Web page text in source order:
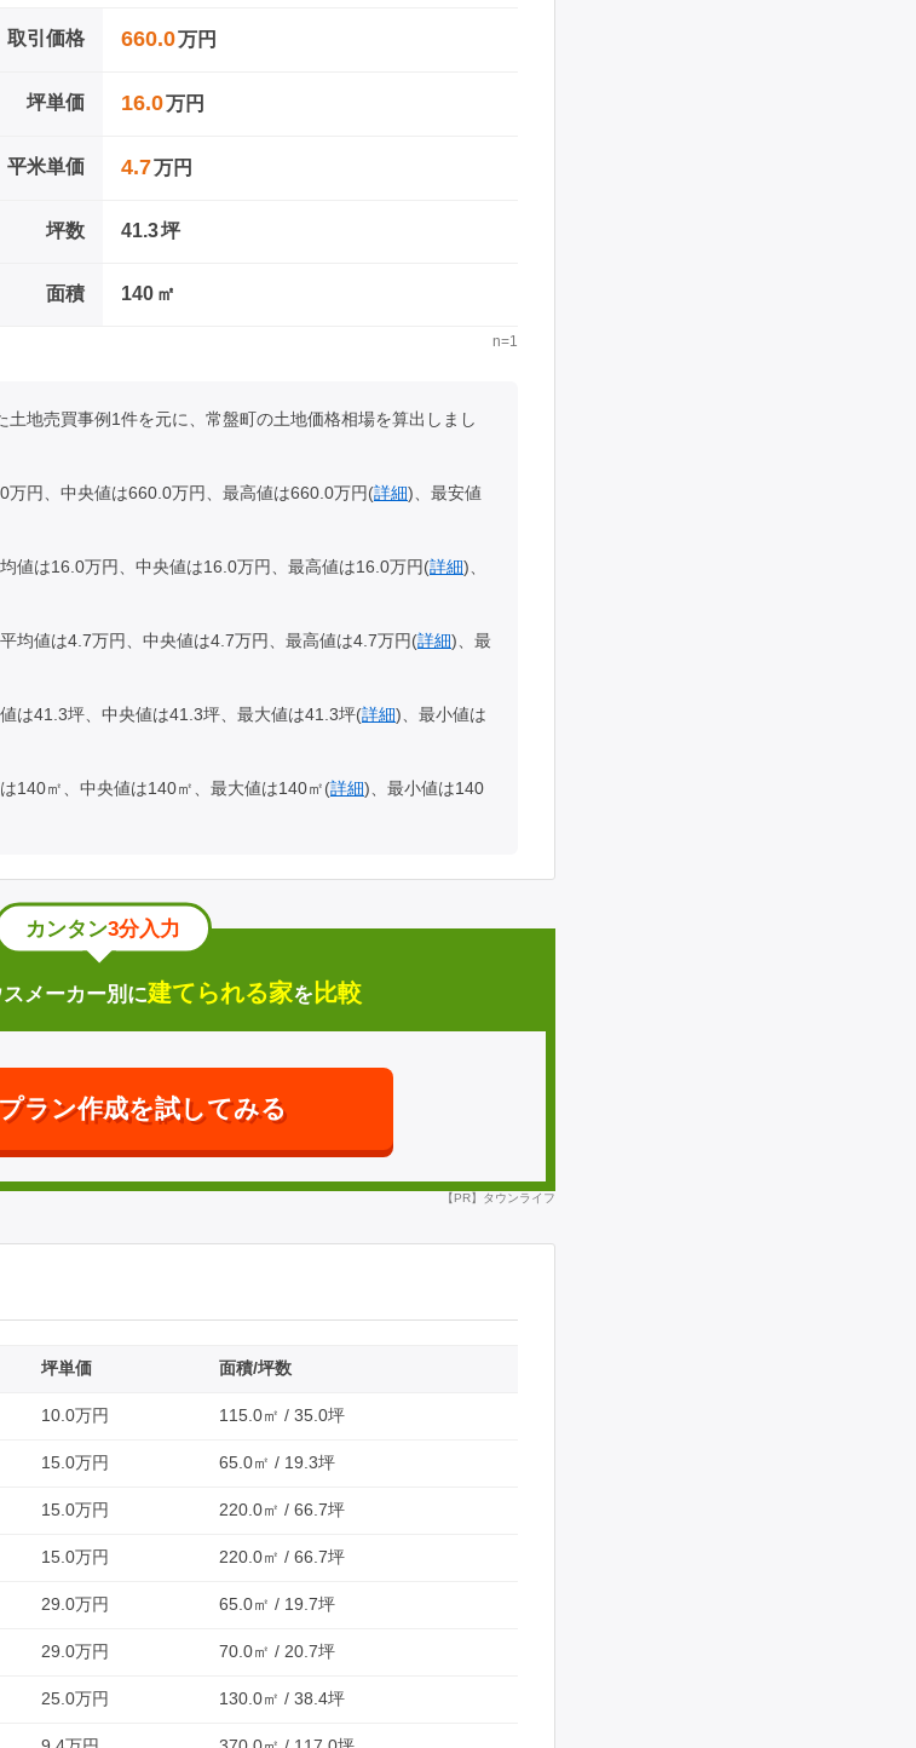
取引価格 660.0万円
坪単価 16.0万円
平米単価 4.7万円
坪数 41.3坪
面積 140 ㎡
n=1
地売買事例1件を元に、常盤町の土地価格相場を算出しまし
万円、中央値は660.0万円、最高値は660.0万円(詳細)、最安値
値は16.0万円、中央値は16.0万円、最高値は16.0万円(詳細)、
均値は4.7万円、中央値は4.7万円、最高値は4.7万円(詳細)、最
は41.3坪、中央値は41.3坪、最大値は41.3坪(詳細)、最小値は
140㎡、中央値は140㎡、最大値は140㎡(詳細)、最小値は140
カンタン3分入力
メーカー別に建てられる家を 比較
プラン作成を試してみる
【PR】タウンライフ
10.0万円 115.0㎡ / 35.0坪
15.0万円 65.0㎡ / 19.3坪
15.0万円 220.0㎡ / 66.7坪
15.0万円 220.0㎡ / 66.7坪
29.0万円 65.0㎡ / 19.7坪
29.0万円 70.0㎡ / 20.7坪
25.0万円 130.0㎡ / 38.4坪
坪単価 面積/坪数